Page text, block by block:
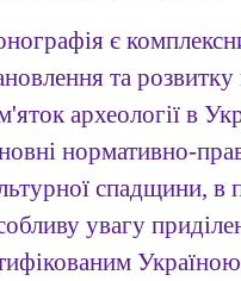
є
та
археології в
нормативно-
спадщини, в
увагу